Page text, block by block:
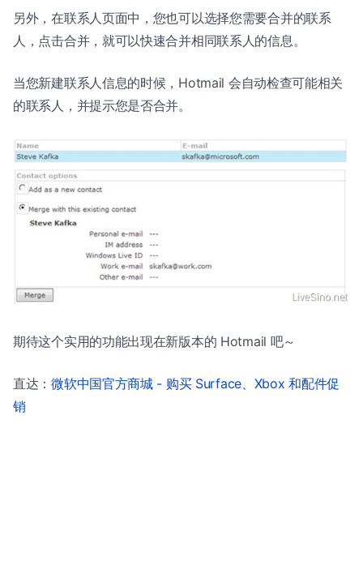
另外，在联系人页面中，您也可以选择您需要合并的联系
人，点击合并，就可以快速合并相同联系人的信息。
当您新建联系人信息的时候，Hotmail 会自动检查可能相关
的联系人，并提示您是否合并。
期待这个实用的功能出现在新版本的 Hotmail 吧～
直达：微软中国官方商城 - 购买 Surface、Xbox 和配件促
销